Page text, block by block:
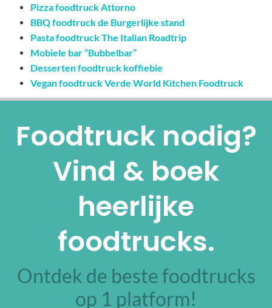
Pizza foodtruck Attorno
BBQ foodtruck de Burgerlijke stand
Pasta foodtruck The Italian Roadtrip
Mobiele bar “Bubbelbar”
Desserten foodtruck koffiebie
Vegan foodtruck Verde World Kitchen Foodtruck
Foodtruck nodig?
Vind & boek
heerlijke
foodtrucks.
Ontdek de beste foodtrucks
op 1 platform!